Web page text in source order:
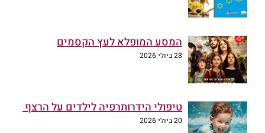
המסע המופלא לעץ הקסמים
28 ביולי 2026
טיפולי הידרותרפיה לילדים על הרצף
20 ביולי 2026